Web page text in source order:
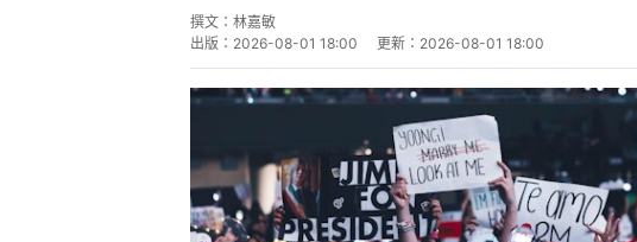
撰文： 林嘉敏
出版： 2026-08-01 18:00 更新： 2026-08-01 18:00